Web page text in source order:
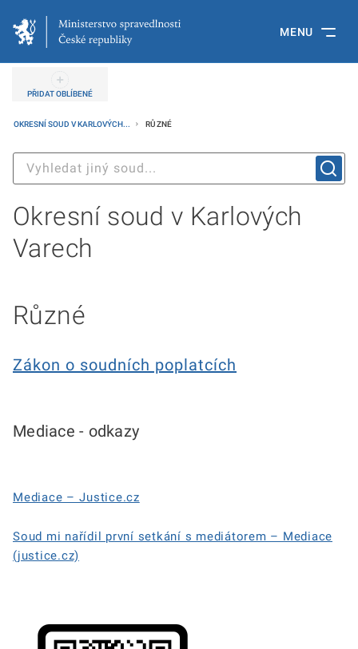
MENU
PŘIDAT OBLÍBENÉ
OKRESNÍ SOUD V KARLOVÝCH... RŮZNÉ
Okresní soud v Karlových
Varech
Různé
Zákon o soudních poplatcích
Mediace - odkazy
Mediace –⁠ Justice.cz
Soud mi nařídil první setkání s mediátorem – Mediace
(justice.cz)